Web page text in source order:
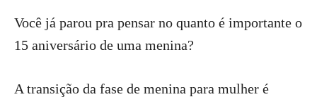
Você já parou pra pensar no quanto é importante o
15 aniversário de uma menina?
A transição da fase de menina para mulher é